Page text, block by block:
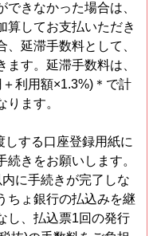
できなかった場合は、
算してお支払いただき
、延滞手数料として、
ます。延滞手数料は、
利用額×1.3%)＊で計
ります。
しする口座登録用紙に
続きをお願いします。
に手続きが完了しな
ちょ銀行の払込みを継
し、払込票1回の発行